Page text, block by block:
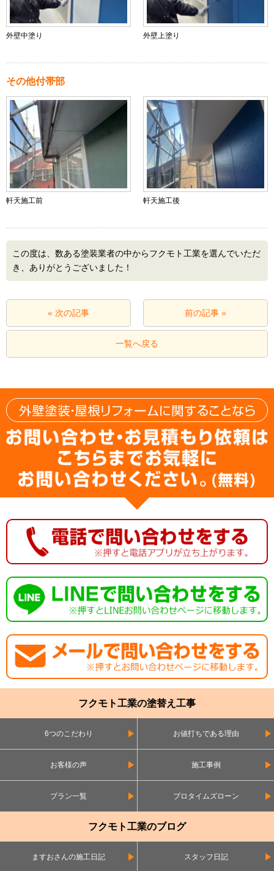
外壁中塗り 外壁上塗り
その他付帯部
軒天施工前 軒天施工後
この度は、数ある塗装業者の中からフクモト工業を選んでいただ
き、ありがとうございました！
« 次の記事 前の記事 »
一覧へ戻る
フクモト工業の塗替え工事
6つのこだわり お値打ちである理由
お客様の声 施工事例
プラン一覧 プロタイムズローン
フクモト工業のブログ
ますおさんの施工日記 スタッフ日記